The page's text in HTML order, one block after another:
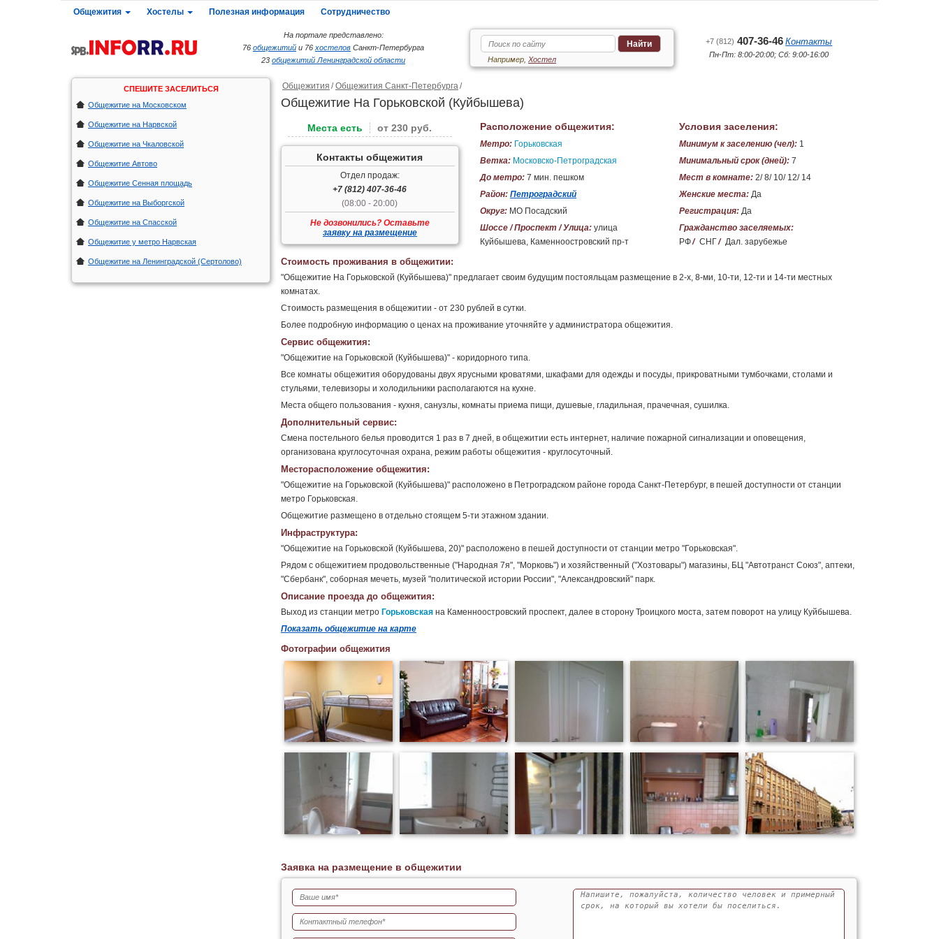
Общежития Хостелы Полезная информация Сотрудничество
На портале представлено:
76 общежитий и 76 хостелов Санкт-Петербурга
23 общежитий Ленинградской области
Найти
Например, Хостел
+7 (812) 407-36-46 Контакты
Пн-Пт: 8:00-20:00; Сб: 9:00-16:00
СПЕШИТЕ ЗАСЕЛИТЬСЯ
Общежитие на Московском
Общежитие на Нарвской
Общежитие на Чкаловской
Общежитие Автово
Общежитие Сенная площадь
Общежитие на Выборгской
Общежитие на Спасской
Общежитие у метро Нарвская
Общежитие на Ленинградской (Сертолово)
Общежития Общежития Санкт-Петербурга
Общежитие На Горьковской (Куйбышева)
Места есть от 230 руб.
Контакты общежития
Отдел продаж:
+7 (812) 407-36-46
(08:00 - 20:00)
Не дозвонились? Оставьте
заявку на размещение
Расположение общежития:
Метро:Горьковская
Ветка:Московско-Петроградская
До метро:7 мин. пешком
Район: Петроградский
Округ:МО Посадский
Шоссе / Проспект / Улица:улица
Куйбышева, Каменноостровский пр-т
Условия заселения:
Минимум к заселению (чел):1
Минимальный срок (дней):7
Мест в комнате:2/ 8/ 10/ 12/ 14
Женские места:Да
Регистрация:Да
Гражданство заселяемых:
РФ/ СНГ/ Дал. зарубежье
Стоимость проживания в общежитии:
"Общежитие На Горьковской (Куйбышева)" предлагает своим будущим постояльцам размещение в 2-х, 8-ми, 10-ти, 12-ти и 14-ти местных
комнатах.
Стоимость размещения в общежитии - от 230 рублей в сутки.
Более подробную информацию о ценах на проживание уточняйте у администратора общежития.
Сервис общежития:
"Общежитие на Горьковской (Куйбышева)" - коридорного типа.
Все комнаты общежития оборудованы двух ярусными кроватями, шкафами для одежды и посуды, прикроватными тумбочками, столами и
стульями, телевизоры и холодильники располагаются на кухне.
Места общего пользования - кухня, санузлы, комнаты приема пищи, душевые, гладильная, прачечная, сушилка.
Дополнительный сервис:
Смена постельного белья проводится 1 раз в 7 дней, в общежитии есть интернет, наличие пожарной сигнализации и оповещения,
организована круглосуточная охрана, режим работы общежития - круглосуточный.
Месторасположение общежития:
"Общежитие на Горьковской (Куйбышева)" расположено в Петроградском районе города Санкт-Петербург, в пешей доступности от станции
метро Горьковская.
Общежитие размещено в отдельно стоящем 5-ти этажном здании.
Инфраструктура:
"Общежитие на Горьковской (Куйбышева, 20)" расположено в пешей доступности от станции метро "Горьковская".
Рядом с общежитием продовольственные ("Народная 7я", "Морковь") и хозяйственный ("Хозтовары") магазины, БЦ "Автотранст Союз", аптеки,
"Сбербанк", соборная мечеть, музей "политической истории России", "Александровский" парк.
Описание проезда до общежития:
Выход из станции метро Горьковская на Каменноостровский проспект, далее в сторону Троицкого моста, затем поворот на улицу Куйбышева.
Показать общежитие на карте
Фотографии общежития
Заявка на размещение в общежитии